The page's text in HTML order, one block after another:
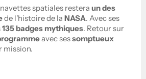
spatiales restera un des
de l'histoire de la NASA. Avec ses
135 badges mythiques. Retour sur
avec sessomptueux
mission.